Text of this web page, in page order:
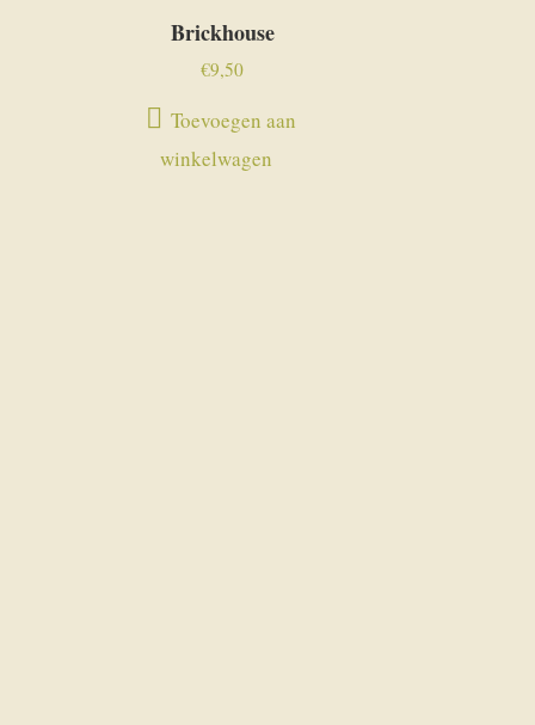
Brickhouse
€9,50
Toevoegen aan
winkelwagen